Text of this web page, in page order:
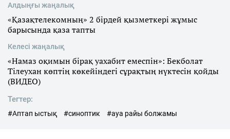
Алдыңғы жаңалық
«Қазақтелекомның» 2 бірдей қызметкері жұмыс
барысында қаза тапты
Келесі жаңалық
«Намаз оқимын бірақ уахабит емеспін»: Бекболат
Тілеухан көптің көкейіндегі сұрақтың нүктесін қойды
(ВИДЕО)
Тегтер:
#Аптап ыстық #синоптик #ауа райы болжамы